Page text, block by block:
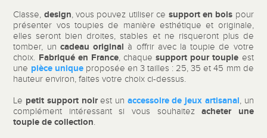
Classe, design, vous pouvez utiliser ce support en bois pour
présenter vos toupies de manière esthétique et originale,
elles seront bien droites, stables et ne risqueront plus de
tomber, un cadeau original à offrir avec la toupie de votre
choix. Fabriqué en France, chaquesupport pour toupie est
une pièce uniqueproposée en 3 tailles : 25, 35 et 45 mm de
hauteur environ, faites votre choix ci-dessus.
Le petit support noirest un accessoire de jeux artisanal, un
complément intéressant si vous souhaitezacheter une
toupie de collection.